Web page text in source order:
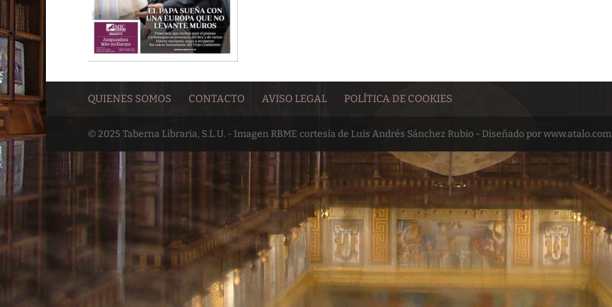
QUIENES SOMOS CONTACTO AVISO LEGAL POLÍTICA DE COOKIES
© 2025 Taberna Libraria, S.L.U. - Imagen RBME cortesía de Luis Andrés Sánchez Rubio - Diseñado por www.atalo.com